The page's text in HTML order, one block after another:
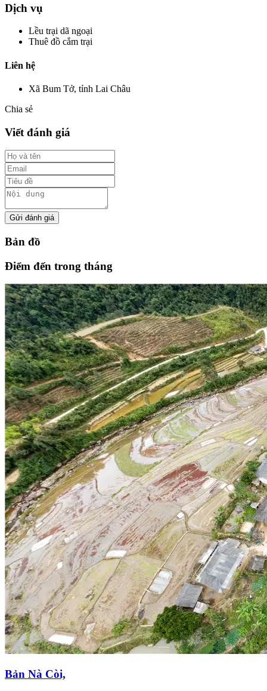
Dịch vụ
Lều trại dã ngoại
Thuê đồ cắm trại
Liên hệ
Xã Bum Tở, tỉnh Lai Châu
Chia sẻ
Viết đánh giá
Gửi đánh giá
Bản đồ
Điểm đến trong tháng
Bản Nà Còi,